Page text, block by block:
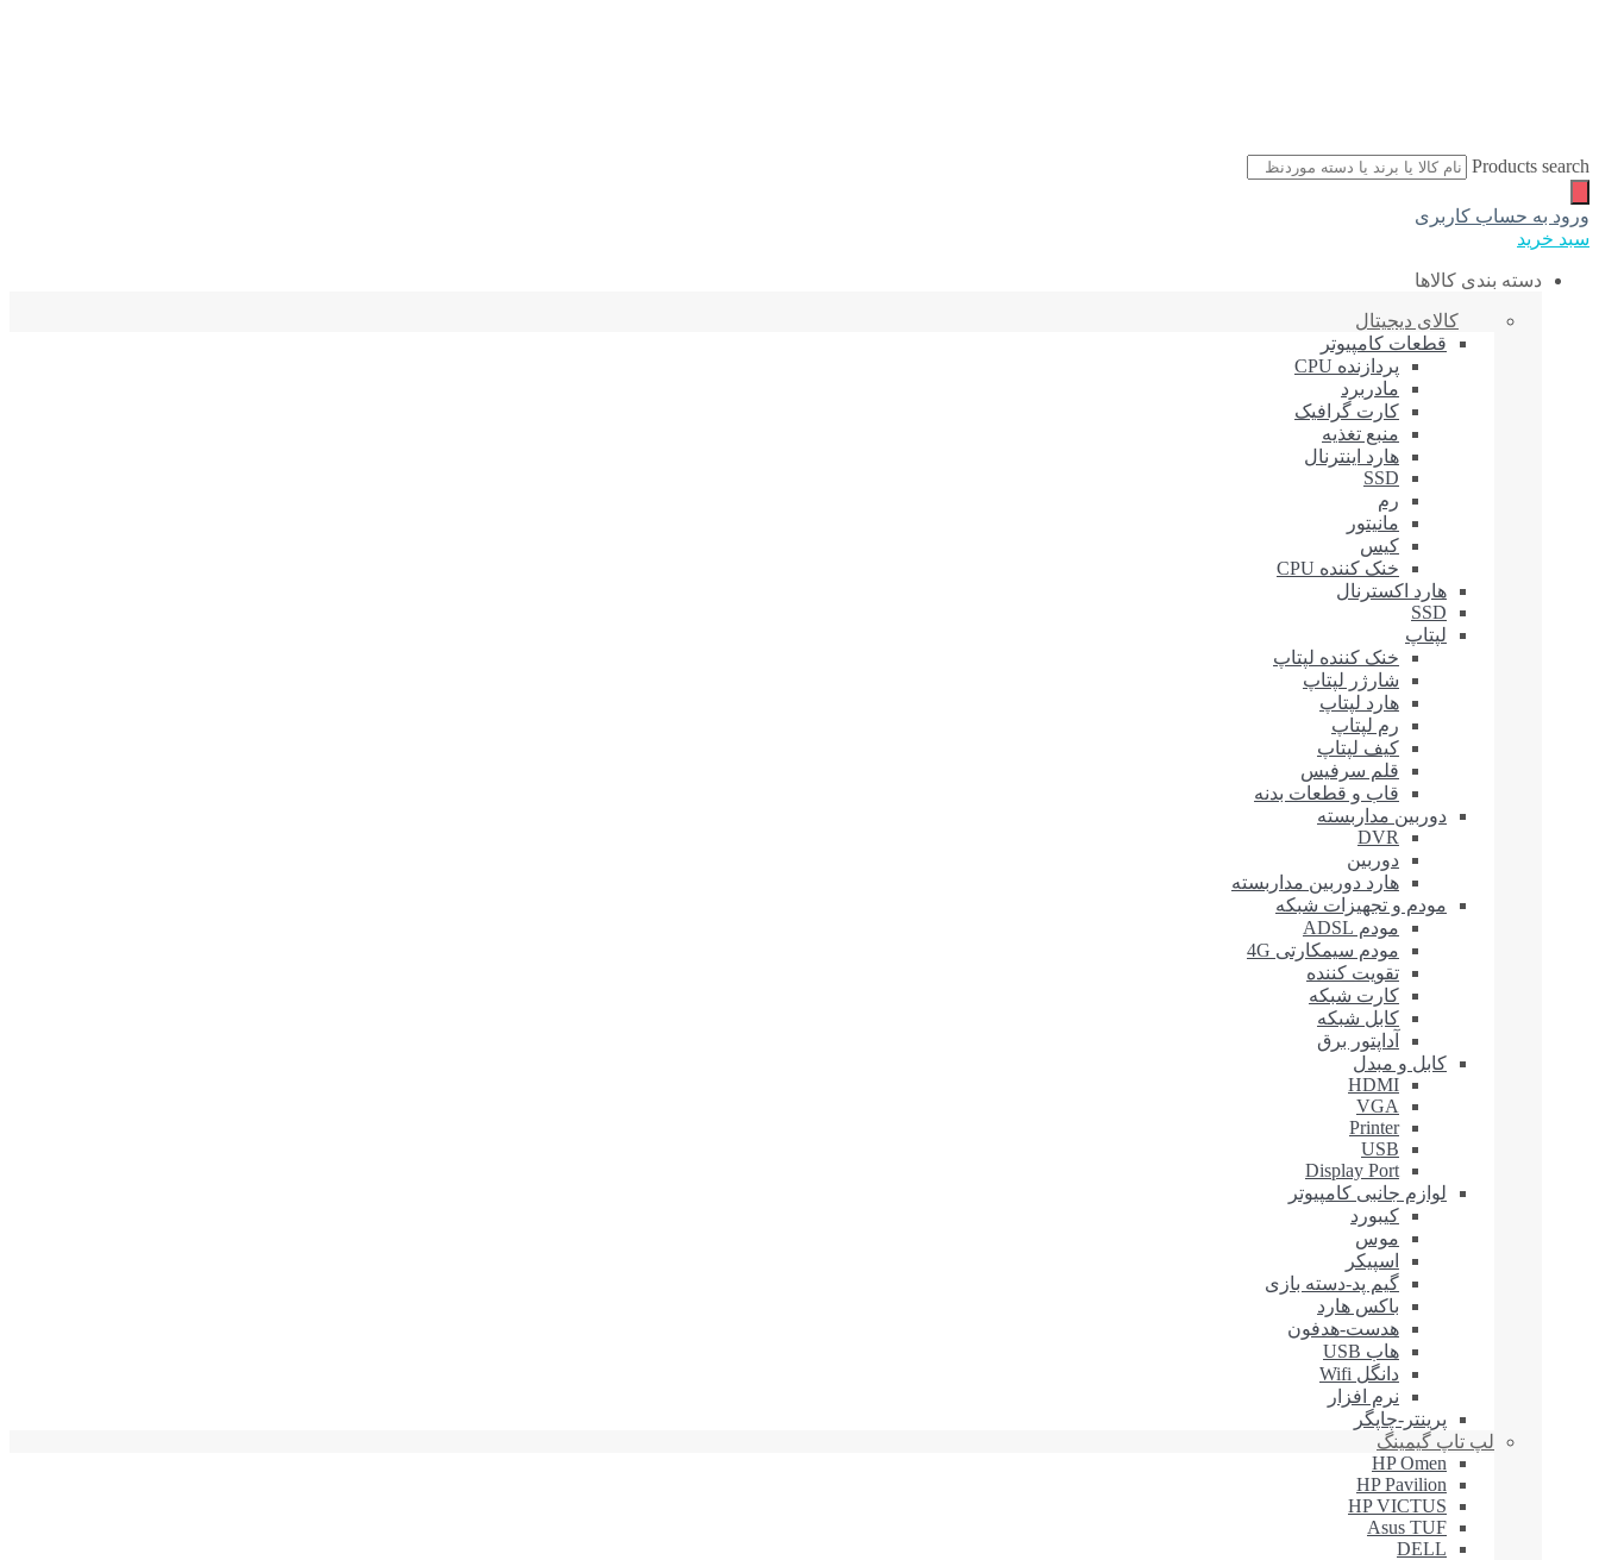
Products search
ورود به حساب کاربری
سبد خرید
دسته بندی کالاها
کالای دیجیتال
قطعات کامپیوتر
پردازنده CPU
مادربرد
کارت گرافیک
منبع تغذیه
هارد اینترنال
SSD
رم
مانیتور
کیس
خنک کننده CPU
هارد اکسترنال
SSD
لپتاپ
خنک کننده لپتاپ
شارژر لپتاپ
هارد لپتاپ
رم لپتاپ
کیف لپتاپ
قلم سرفیس
قاب و قطعات بدنه
دوربین مداربسته
DVR
دوربین
هارد دوربین مداربسته
مودم و تجهیزات شبکه
مودم ADSL
مودم سیمکارتی 4G
تقویت کننده
کارت شبکه
کابل شبکه
آداپتور برق
کابل و مبدل
HDMI
VGA
Printer
USB
Display Port
لوازم جانبی کامپیوتر
کیبورد
موس
اسپیکر
گیم پد-دسته بازی
باکس هارد
هدست-هدفون
هاب USB
دانگل Wifi
نرم افزار
پرینتر-چاپگر
لپ تاپ گیمینگ
HP Omen
HP Pavilion
HP VICTUS
Asus TUF
DELL